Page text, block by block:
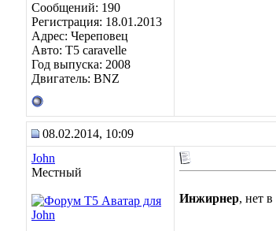
Сообщений: 190
Регистрация: 18.01.2013
Адрес: Череповец
Авто: Т5 caravelle
Год выпуска: 2008
Двигатель: BNZ
08.02.2014, 10:09
John
Местный
Инжирнер, нет